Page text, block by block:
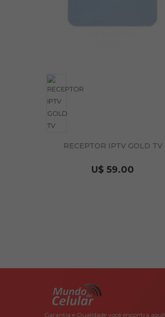
RECEPTOR IPTV GOLD TV
U$ 59.00
Garantia e Qualidade você encontra aqui!